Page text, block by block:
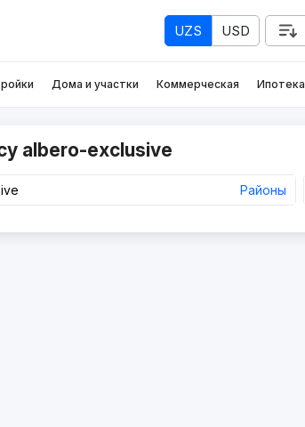
UZS USD
Дома и участки Коммерческая Ипотека
albero-exclusive
Районы